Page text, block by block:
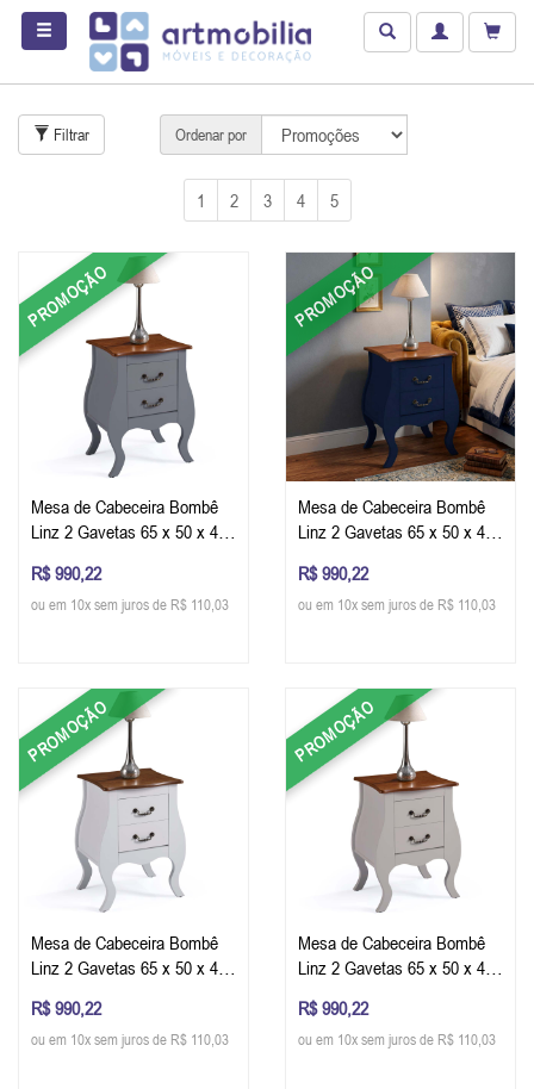
Filtrar Ordenar por
1 2 3 4 5
PROMOÇÃO
Mesa de Cabeceira Bombê
Linz 2 Gavetas 65 x 50 x 40
Escuro/Imbuia Glazer
R$ 990,22
ou em 10x sem juros de R$ 110,03
PROMOÇÃO
Mesa de Cabeceira Bombê
Linz 2 Gavetas 65 x 50 x 40
Petróleo/Imbuia Glazer
R$ 990,22
ou em 10x sem juros de R$ 110,03
PROMOÇÃO
Mesa de Cabeceira Bombê
Linz 2 Gavetas 65 x 50 x 40
Branco/Imbuia Glazer
R$ 990,22
ou em 10x sem juros de R$ 110,03
PROMOÇÃO
Mesa de Cabeceira Bombê
Linz 2 Gavetas 65 x 50 x 40
Offwhite/Imbuia Glazer
R$ 990,22
ou em 10x sem juros de R$ 110,03